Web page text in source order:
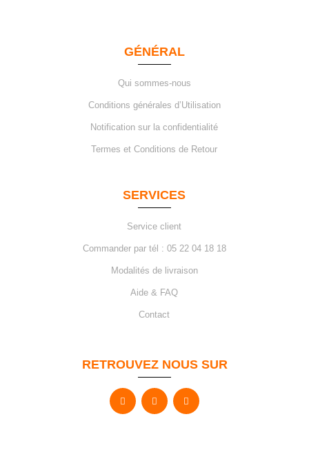
GÉNÉRAL
Qui sommes-nous
Conditions générales d’Utilisation
Notification sur la confidentialité
Termes et Conditions de Retour
SERVICES
Service client
Commander par tél : 05 22 04 18 18
Modalités de livraison
Aide & FAQ
Contact
RETROUVEZ NOUS SUR